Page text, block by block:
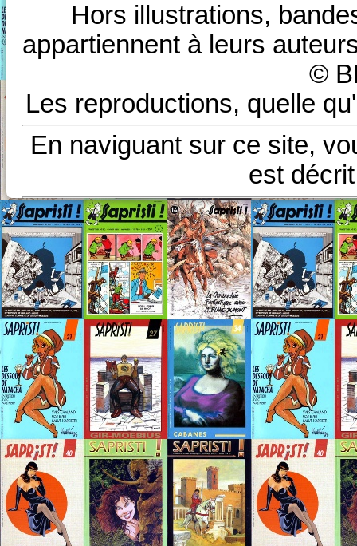
Hors illustrations,
appartiennent à leurs
©
Les reproductions, quelle
En naviguant sur ce site,
est